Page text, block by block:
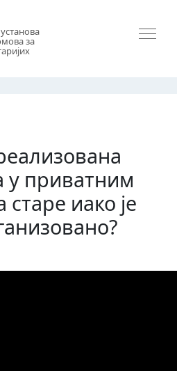
за
у приватним
иако је